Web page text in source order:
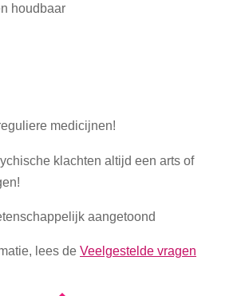
houdbaar
medicijnen!
klachten altijd een arts of
aangetoond
lees de Veelgestelde vragen